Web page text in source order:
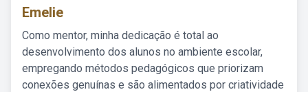
Emelie
Como mentor, minha dedicação é total ao
desenvolvimento dos alunos no ambiente escolar,
empregando métodos pedagógicos que priorizam
conexões genuínas e são alimentados por criatividade